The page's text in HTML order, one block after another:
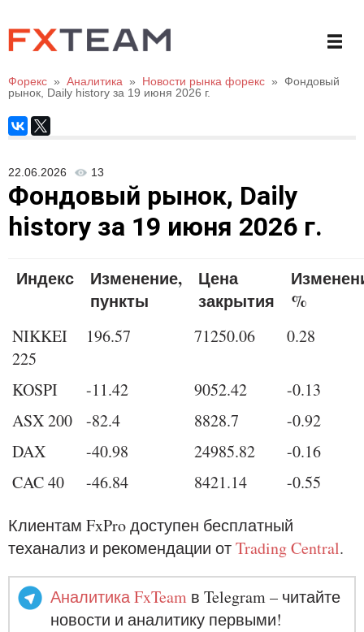
Форекс » Аналитика » Новости рынка форекс » Фондовый
рынок, Daily history за 19 июня 2026 г.
22.06.2026 13
Фондовый рынок, Daily
history за 19 июня 2026 г.
Индекс
Изменение,
пункты
Цена
закрытия
%
NIKKEI
225
196.57 71250.06 0.28
KOSPI -11.42 9052.42
-0.13
ASX 200
-82.4 8828.7
-0.92
DAX
-40.98 24985.82
-0.16
CAC 40
-46.84 8421.14
-0.55
Клиентам FxPro доступен бесплатный
теханализ и рекомендации отTrading Central.
Аналитика FxTeam в Telegram – читайте
новости и аналитику первыми!